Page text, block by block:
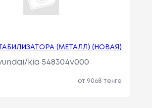
(МЕТАЛЛ) (НОВАЯ)
kia 548304v000
от 9068 тенге